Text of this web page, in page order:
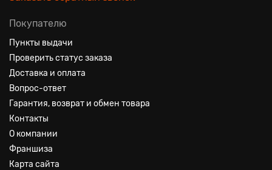
Покупателю
Пункты выдачи
Проверить статус заказа
Доставка и оплата
Вопрос-ответ
Гарантия, возврат и обмен товара
Контакты
О компании
Франшиза
Карта сайта